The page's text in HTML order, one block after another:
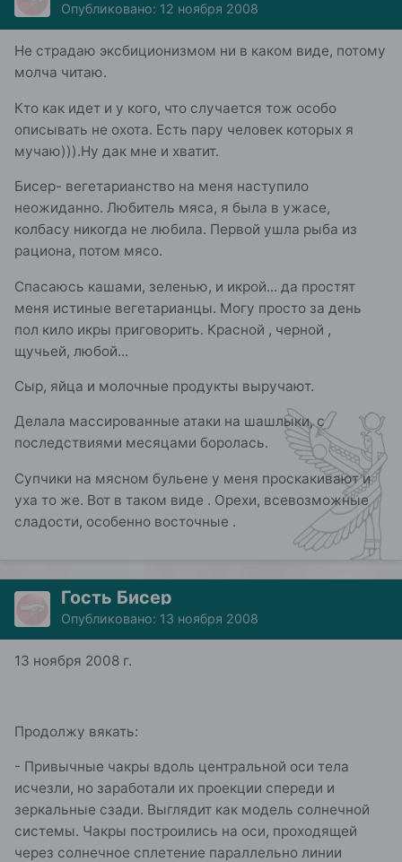
Опубликовано: 12 ноября 2008
Не страдаю эксбиционизмом ни в каком виде, потому
молча читаю.
Кто как идет и у кого, что случается тож особо
описывать не охота. Есть пару человек которых я
мучаю))).Ну дак мне и хватит.
Бисер- вегетарианство на меня наступило
неожиданно. Любитель мяса, я была в ужасе,
колбасу никогда не любила. Первой ушла рыба из
рациона, потом мясо.
Спасаюсь кашами, зеленью, и икрой... да простят
меня истиные вегетарианцы. Могу просто за день
пол кило икры приговорить. Красной , черной ,
щучьей, любой...
Сыр, яйца и молочные продукты выручают.
Делала массированные атаки на шашлыки, с
последствиями месяцами боролась.
Супчики на мясном бульене у меня проскакивают и
уха то же. Вот в таком виде . Орехи, всевозможные
сладости, особенно восточные .
Гость Бисер
Опубликовано: 13 ноября 2008
13 ноября 2008 г.
Продолжу вякать:
- Привычные чакры вдоль центральной оси тела
исчезли, но заработали их проекции спереди и
зеркальные сзади. Выглядит как модель солнечной
системы. Чакры построились на оси, проходящей
через солнечное сплетение параллельно линии